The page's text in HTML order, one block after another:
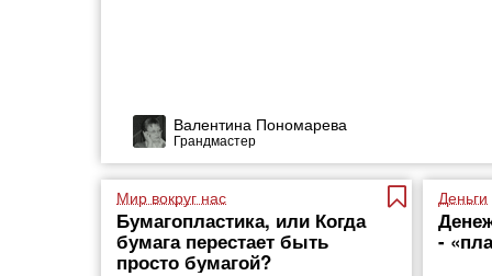
Валентина Пономарева
Грандмастер
Мир вокруг нас
Бумагопластика, или Когда
бумага перестает быть
просто бумагой?
Деньги
-